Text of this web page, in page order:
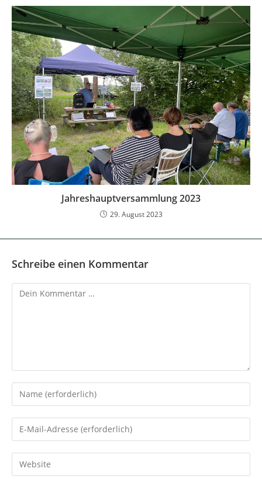
Jahreshauptversammlung 2023
29. August 2023
Schreibe einen Kommentar
Kommentar
Gib
deinen
Namen
oder
zum
Gib
deine
E-
Mail-
Gib
deine